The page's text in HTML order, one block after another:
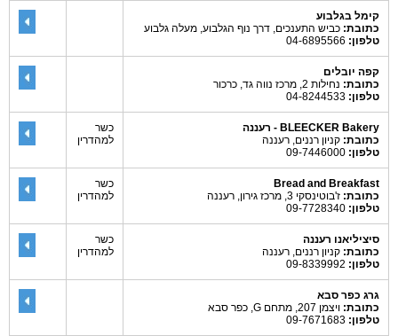
קימל בגלבוע
כתובת: כביש התענכים, דרך נוף הגלבוע, מעלה גלבוע
טלפון:
קפה יובלים
כתובת: נחילות 2, מרכז נווה גד, כרכור
טלפון:
BLEECKER Bakery - רעננה
כתובת: קניון רננים, רעננה
טלפון:
כשר
למהדרין
Bread and Breakfast
כתובת: ז'בוטינסקי 3, מרכז גירון, רעננה
טלפון:
כשר
למהדרין
סיציליאנו רעננה
כתובת: קניון רננים, רעננה
טלפון:
כשר
למהדרין
גרג כפר סבא
כתובת: ויצמן 207, מתחם G, כפר סבא
טלפון: